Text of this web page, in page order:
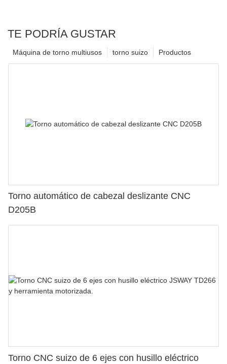
TE PODRÍA GUSTAR
Productos
torno suizo
Máquina de torno multiusos
Torno automático de cabezal deslizante CNC
D205B
Torno CNC suizo de 6 ejes con husillo eléctrico